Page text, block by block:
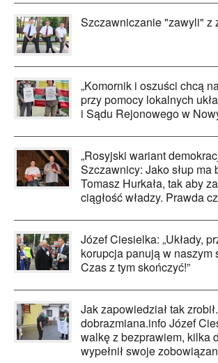
Szczawniczanie "zawyli" z
„Komornik i oszuści chcą
przy pomocy lokalnych
i Sądu Rejonowego w
„Rosyjski wariant
Szczawnicy: Jako słup ma
Tomasz Hurkała, tak aby
ciągłość władzy. Prawda
Józef Ciesielka: „Układy,
korupcja panują w naszym
Czas z tym skończyć!”
Jak zapowiedział tak
dobrazmiana.info Józef
walkę z bezprawiem, kilka
wypełnił swoje